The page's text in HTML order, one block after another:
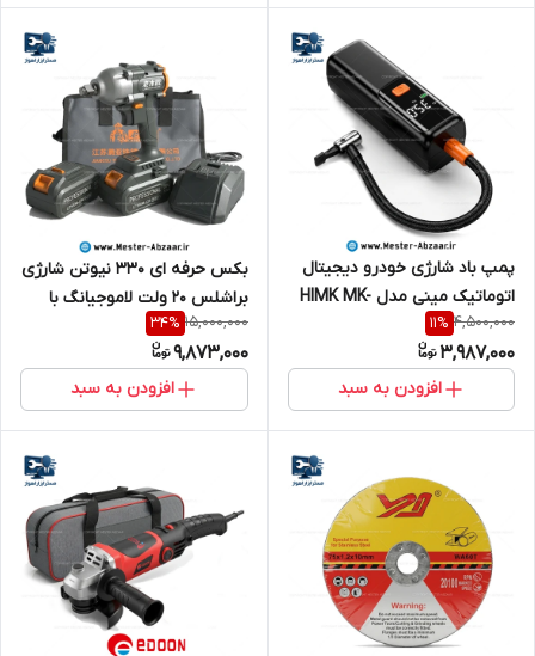
پمپ باد شارژی خودرو دیجیتال
اتوماتیک مینی مدل HIMK MK-
332 هایمک
4,500,000
11%
3,987,000
افزودن به سبد
بکس حرفه ای 330 نیوتن شارژی
براشلس 20 ولت لاموجیانگ با
گارانتی مدل LAOMUJIANG
LMJ-03 جیانگسو
15,000,000
34%
9,873,000
افزودن به سبد